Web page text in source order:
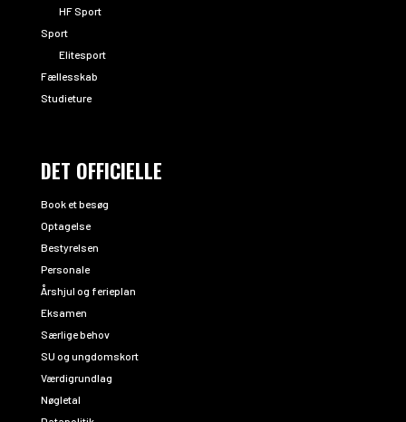
HF Sport
Sport
Elitesport
Fællesskab
Studieture
DET OFFICIELLE
Book et besøg
Optagelse
Bestyrelsen
Personale
Årshjul og ferieplan
Eksamen
Særlige behov
SU og ungdomskort
Værdigrundlag
Nøgletal